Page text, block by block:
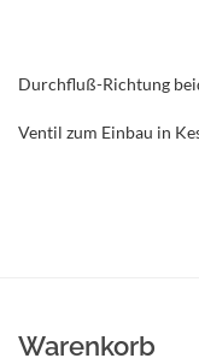
Durchfluß-Richtung
Ventil zum Einbau in
Warenkorb